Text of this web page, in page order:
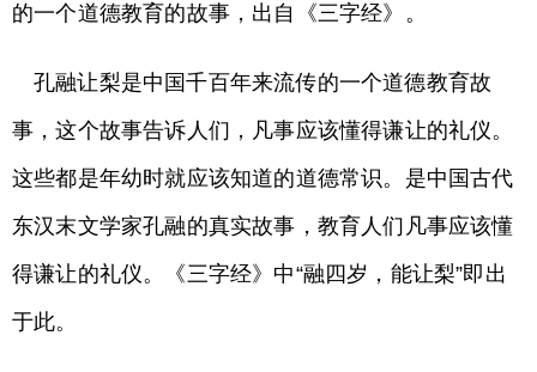
的一个道德教育的故事，出自《三字经》。
孔融让梨是中国千百年来流传的一个道德教育故
事，这个故事告诉人们，凡事应该懂得谦让的礼仪。
这些都是年幼时就应该知道的道德常识。是中国古代
东汉末文学家孔融的真实故事，教育人们凡事应该懂
得谦让的礼仪。《三字经》中“融四岁，能让梨”即出
于此。